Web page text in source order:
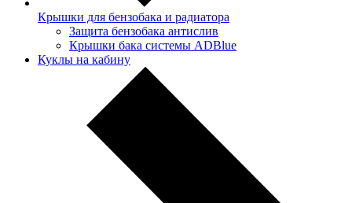
Крышки для бензобака и радиатора
Защита бензобака антислив
Крышки бака системы ADBlue
Куклы на кабину